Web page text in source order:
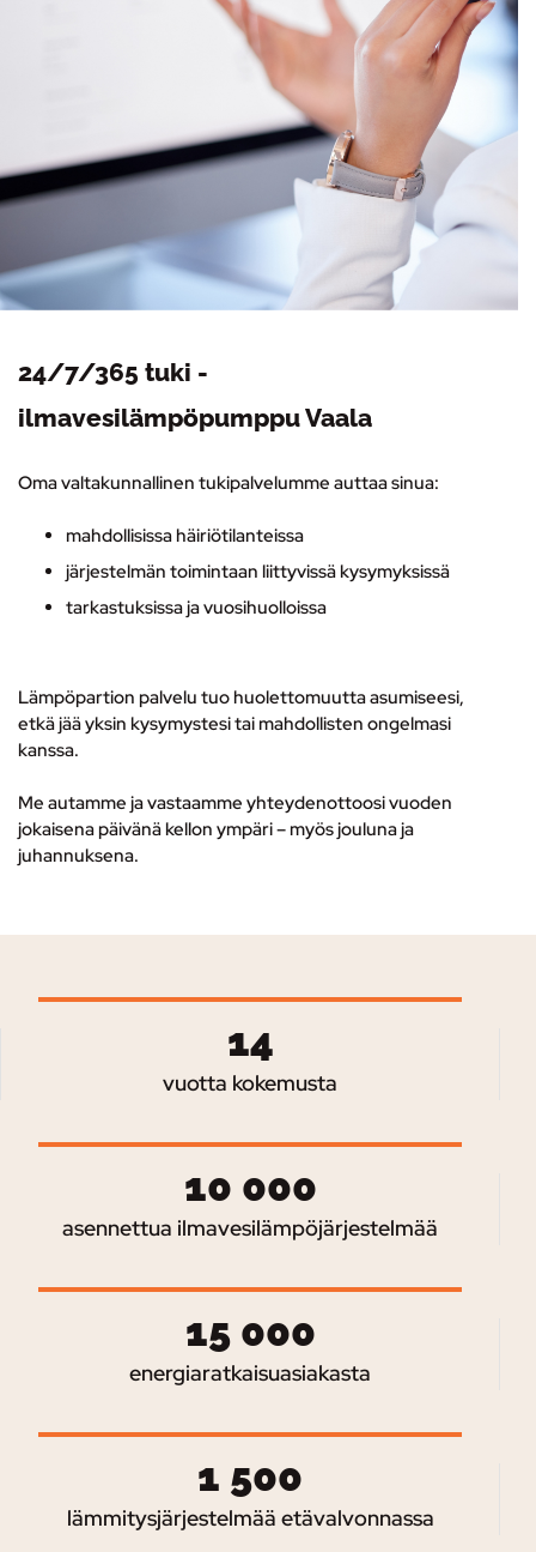
24/7/365 tuki -
ilmavesilämpöpumppu Vaala
Oma valtakunnallinen tukipalvelumme auttaa sinua:
mahdollisissa häiriötilanteissa
järjestelmän toimintaan liittyvissä kysymyksissä
tarkastuksissa ja vuosihuolloissa
Lämpöpartion palvelu tuo huolettomuutta asumiseesi,
etkä jää yksin kysymystesi tai mahdollisten ongelmasi
kanssa.
Me autamme ja vastaamme yhteydenottoosi vuoden
jokaisena päivänä kellon ympäri – myös jouluna ja
juhannuksena.
14
vuotta kokemusta
10 000
asennettua ilmavesilämpöjärjestelmää
15 000
energiaratkaisuasiakasta
1 500
lämmitysjärjestelmää etävalvonnassa